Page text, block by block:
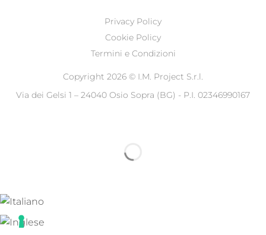
Privacy Policy
Cookie Policy
Termini e Condizioni
Copyright 2026 © I.M. Project S.r.l.
Via dei Gelsi 1 – 24040 Osio Sopra (BG) - P.I. 02346990167